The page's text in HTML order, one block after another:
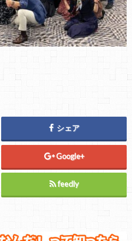
シェア
Google+
feedly